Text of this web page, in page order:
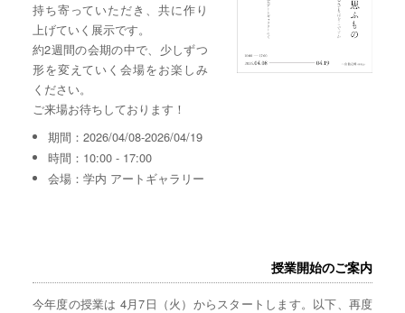
持ち寄っていただき、共に作り
上げていく展示です。
約2週間の会期の中で、少しずつ
形を変えていく会場をお楽しみ
ください。
ご来場お待ちしております！
期間：2026/04/08-2026/04/19
時間：10:00 - 17:00
会場：学内 アートギャラリー
授業開始のご案内
今年度の授業は 4月7日（火）からスタートします。以下、再度